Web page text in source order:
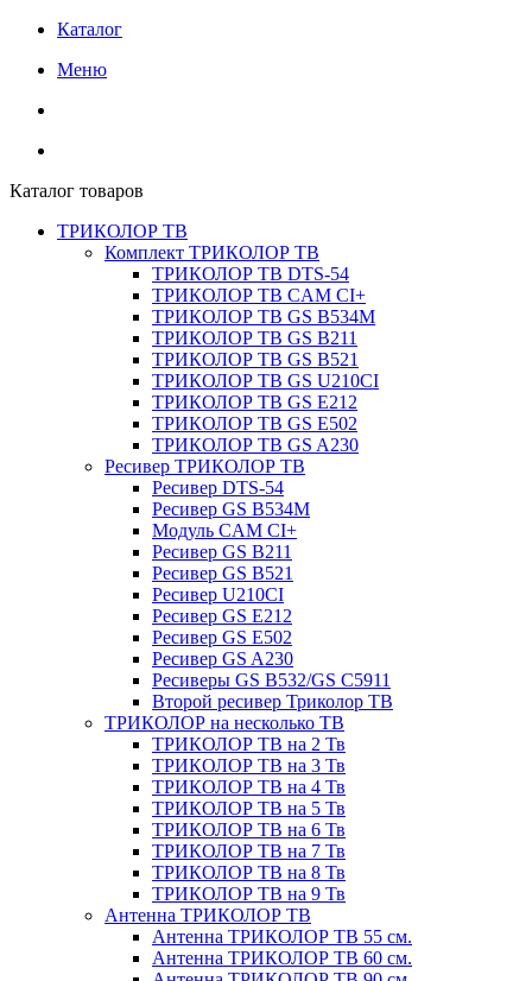
Каталог
Меню
Каталог товаров
ТРИКОЛОР ТВ
Комплект ТРИКОЛОР ТВ
ТРИКОЛОР ТВ DTS-54
ТРИКОЛОР ТВ CAM CI+
ТРИКОЛОР ТВ GS B534M
ТРИКОЛОР ТВ GS B211
ТРИКОЛОР ТВ GS B521
ТРИКОЛОР ТВ GS U210CI
ТРИКОЛОР ТВ GS E212
ТРИКОЛОР ТВ GS E502
ТРИКОЛОР ТВ GS A230
Ресивер ТРИКОЛОР ТВ
Ресивер DTS-54
Ресивер GS B534M
Модуль CAM CI+
Ресивер GS B211
Ресивер GS B521
Ресивер U210CI
Ресивер GS E212
Ресивер GS E502
Ресивер GS A230
Ресиверы GS B532/GS C5911
Второй ресивер Триколор ТВ
ТРИКОЛОР на несколько ТВ
ТРИКОЛОР ТВ на 2 Тв
ТРИКОЛОР ТВ на 3 Тв
ТРИКОЛОР ТВ на 4 Тв
ТРИКОЛОР ТВ на 5 Тв
ТРИКОЛОР ТВ на 6 Тв
ТРИКОЛОР ТВ на 7 Тв
ТРИКОЛОР ТВ на 8 Тв
ТРИКОЛОР ТВ на 9 Тв
Антенна ТРИКОЛОР ТВ
Антенна ТРИКОЛОР ТВ 55 см.
Антенна ТРИКОЛОР ТВ 60 см.